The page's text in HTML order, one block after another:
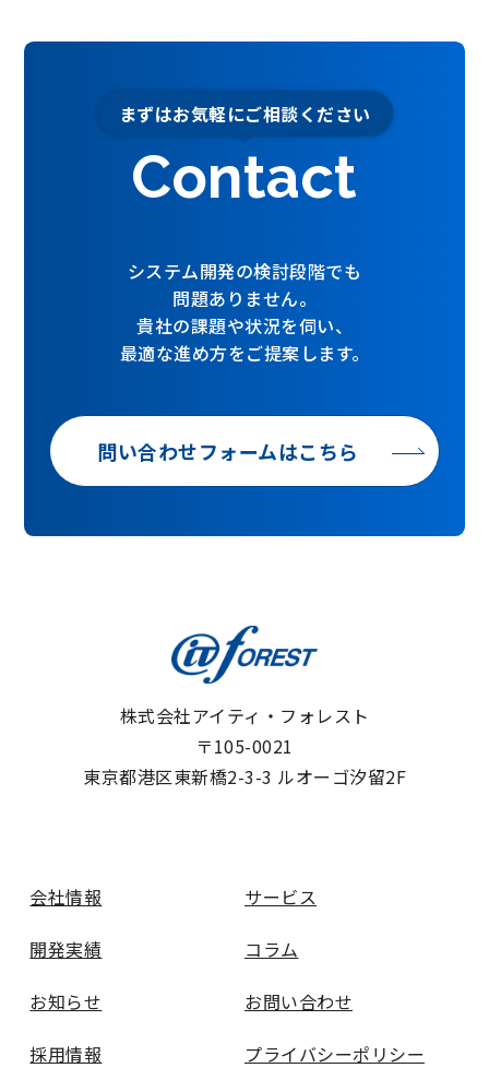
まずはお気軽にご相談ください
Contact
システム開発の検討段階でも
問題ありません。
貴社の課題や状況を伺い、
最適な進め方をご提案します。
問い合わせフォームはこちら
株式会社アイティ・フォレスト
〒105-0021
東京都港区東新橋2-3-3 ルオーゴ汐留2F
会社情報
サービス
開発実績
コラム
お知らせ
お問い合わせ
採用情報
プライバシーポリシー